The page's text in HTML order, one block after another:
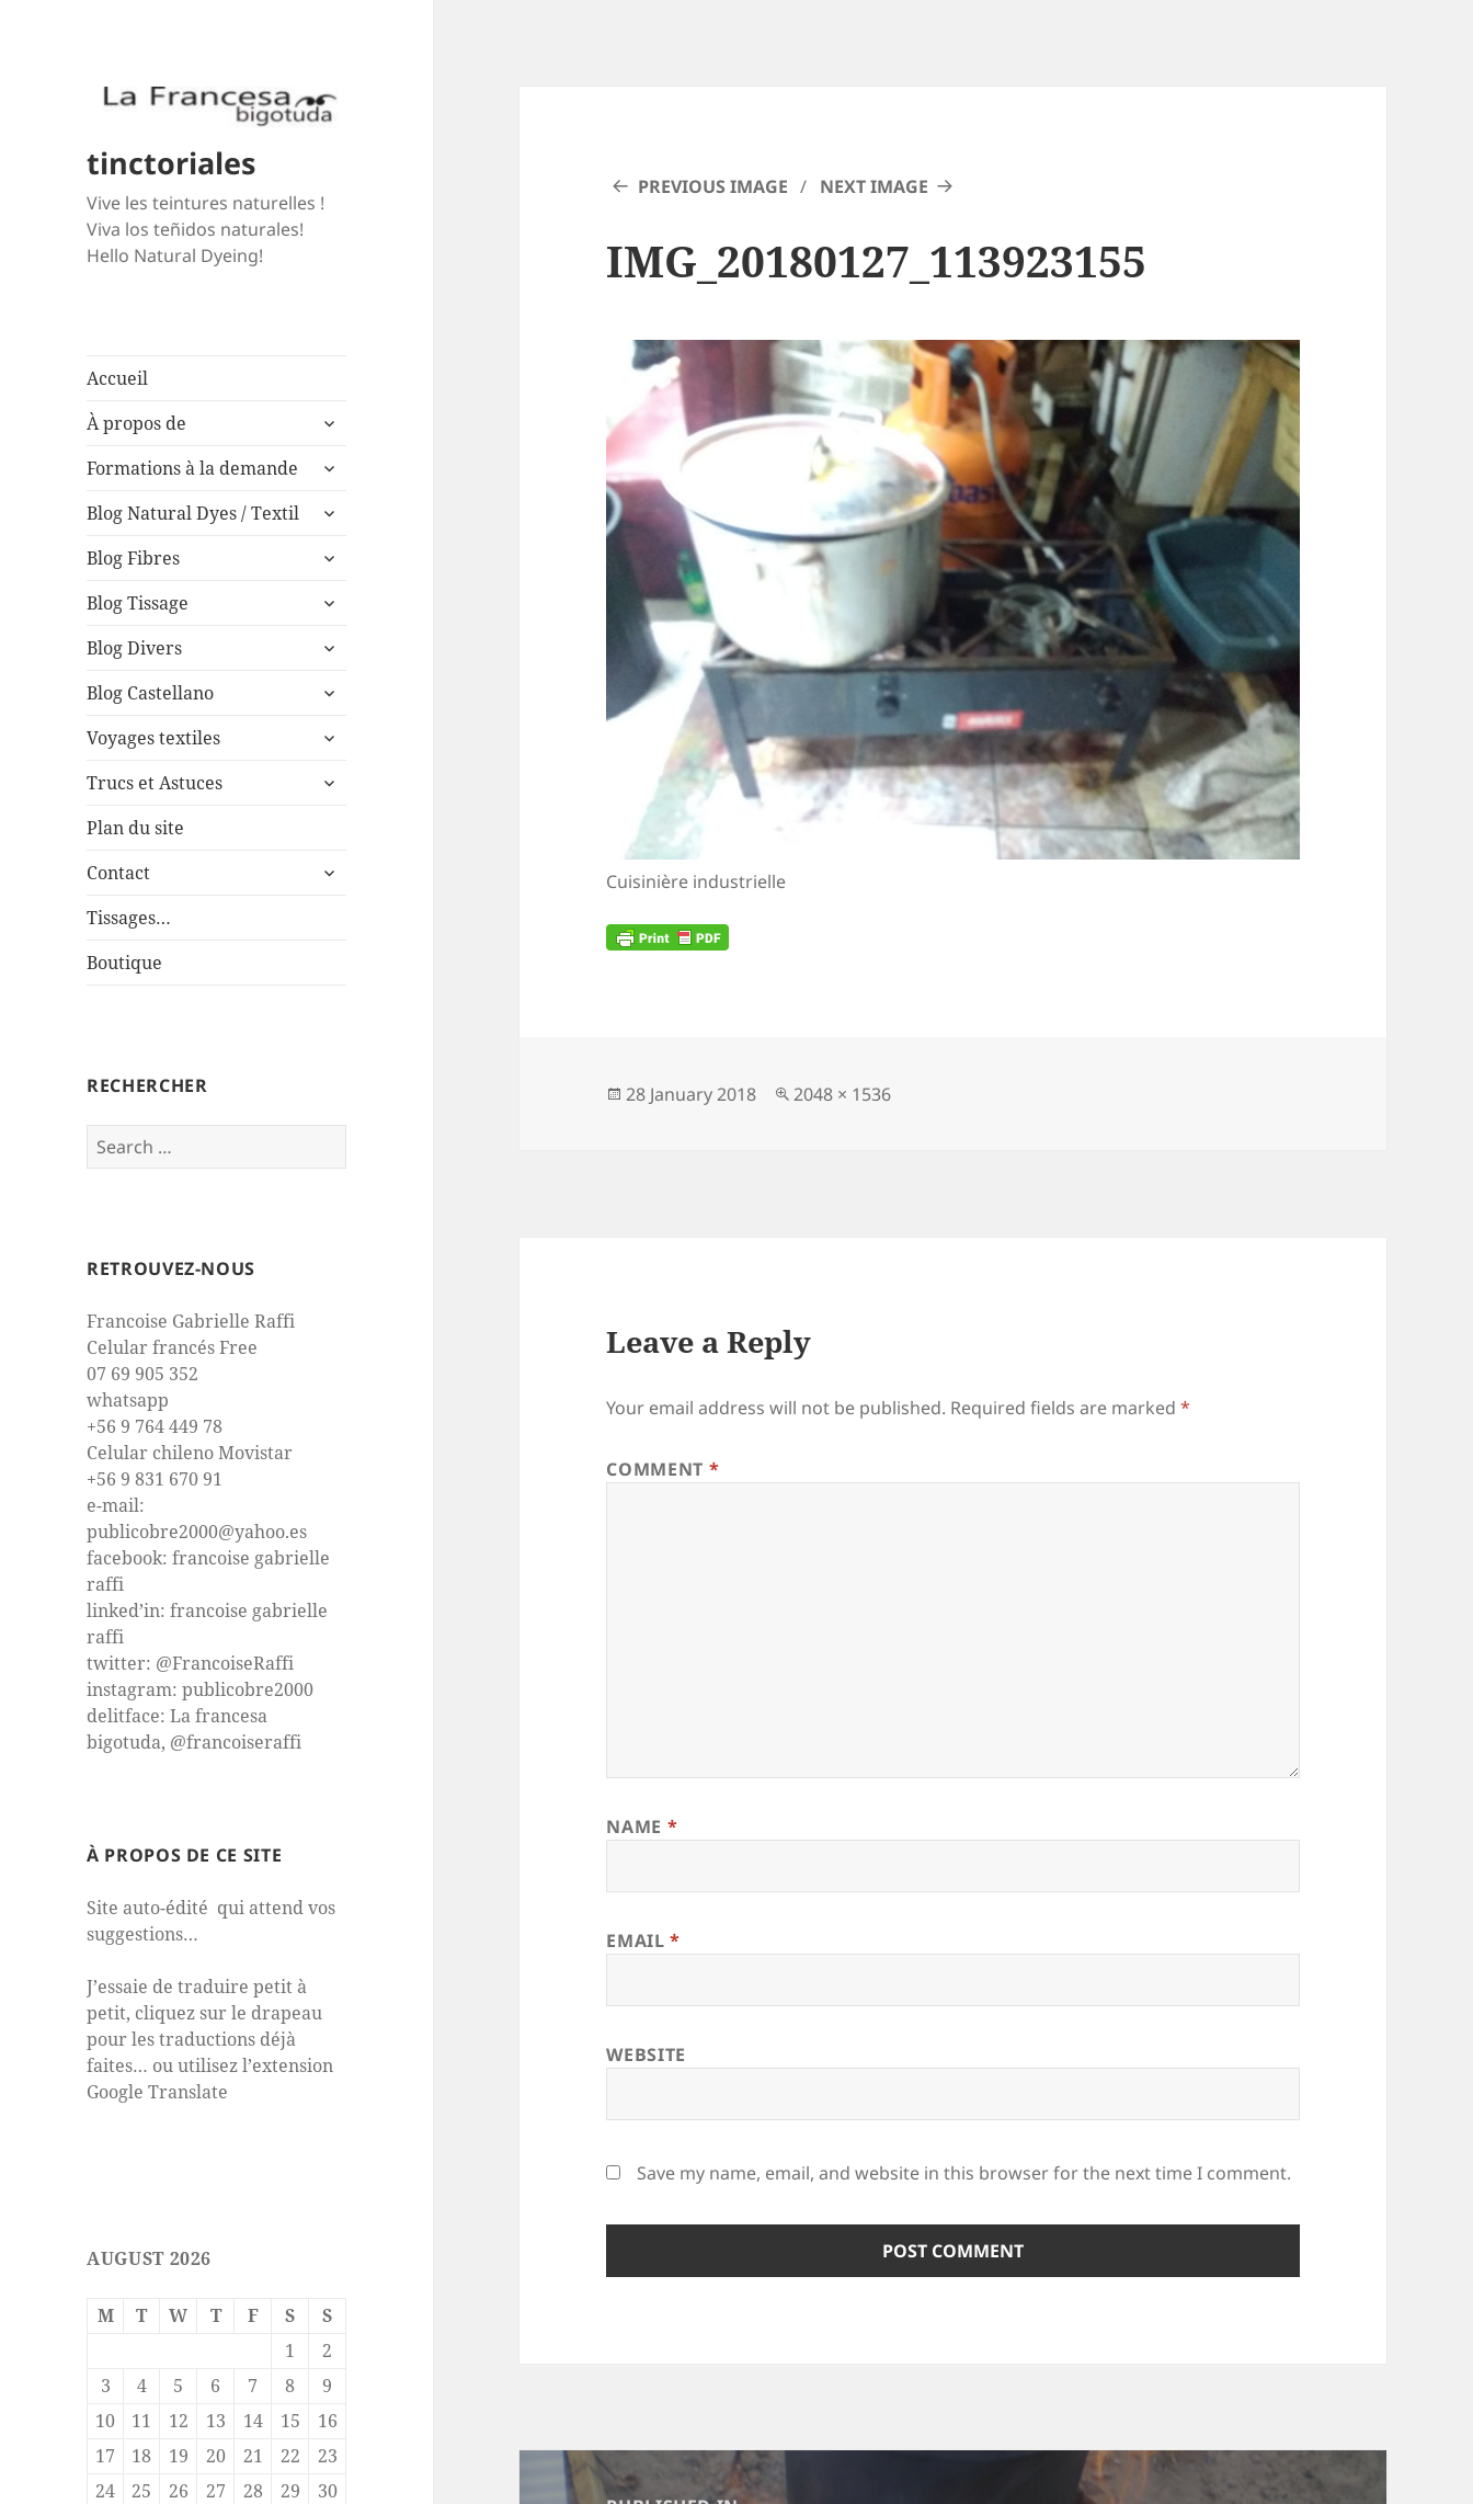
tinctoriales
Vive les teintures naturelles !
Viva los teñidos naturales!
Hello Natural Dyeing!
Accueil
À propos de
expand
menu
Formations à la demande
expand
menu
Blog Natural Dyes / Textil
expand
menu
Blog Fibres
expand
menu
Blog Tissage
expand
menu
Blog Divers
expand
menu
Blog Castellano
expand
menu
Voyages textiles
expand
menu
Trucs et Astuces
expand
Plan du site
Contact
expand
Tissages…
Boutique
RECHERCHER
Search
for:
RETROUVEZ-NOUS
Francoise Gabrielle Raffi
Celular francés Free
07 69 905 352
whatsapp
+56 9 764 449 78
Celular chileno Movistar
+56 9 831 670 91
e-mail:
publicobre2000@yahoo.es
facebook: francoise gabrielle
raffi
linked’in: francoise gabrielle
raffi
twitter: @FrancoiseRaffi
instagram: publicobre2000
delitface: La francesa
bigotuda, @francoiseraffi
À PROPOS DE CE SITE
Site auto-édité qui attend vos
suggestions…
J’essaie de traduire petit à
petit, cliquez sur le drapeau
pour les traductions déjà
faites… ou utilisez l’extension
Google Translate
AUGUST 2026
M T W T F S
S
1
2
3
4 5 6 7 8
9
10
11 12 13 14 15
16
17
18 19 20 21 22
23
24
25 26 27 28 29
30
PREVIOUS IMAGE NEXT IMAGE
IMG_20180127_113923155
Cuisinière industrielle
Posted
28 January 2018
Full
2048 × 1536
Leave a Reply
Your email address will not be published. Required fields are marked*
COMMENT *
NAME *
EMAIL*
WEBSITE
Save my name, email, and website in this browser for the next time I comment.
Post